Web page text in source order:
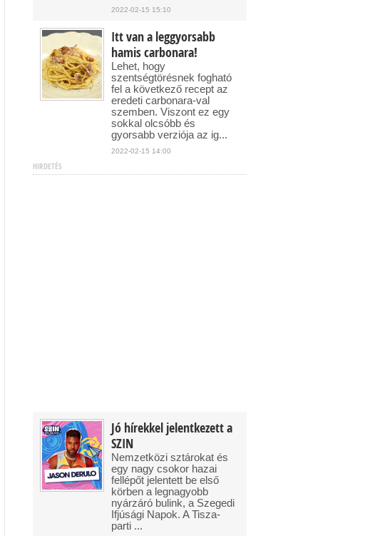
2022-02-15 15:10
Itt van a leggyorsabb
hamis carbonara!
Lehet, hogy
szentségtörésnek fogható
fel a következő recept az
eredeti carbonara-val
szemben. Viszont ez egy
sokkal olcsóbb és
gyorsabb verziója az ig...
2022-02-15 14:00
HIRDETÉS
Jó hírekkel jelentkezett a
SZIN
Nemzetközi sztárokat és
egy nagy csokor hazai
fellépőt jelentett be első
körben a legnagyobb
nyárzáró bulink, a Szegedi
Ifjúsági Napok. A Tisza-
parti ...